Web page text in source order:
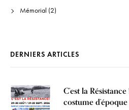
Mémorial (2)
DERNIERS ARTICLES
C’est la
costume d’époque